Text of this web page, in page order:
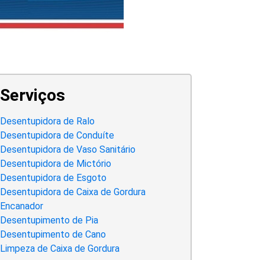
Serviços
Desentupidora de Ralo
Desentupidora de Conduíte
Desentupidora de Vaso Sanitário
Desentupidora de Mictório
Desentupidora de Esgoto
Desentupidora de Caixa de Gordura
Encanador
Desentupimento de Pia
Desentupimento de Cano
Limpeza de Caixa de Gordura